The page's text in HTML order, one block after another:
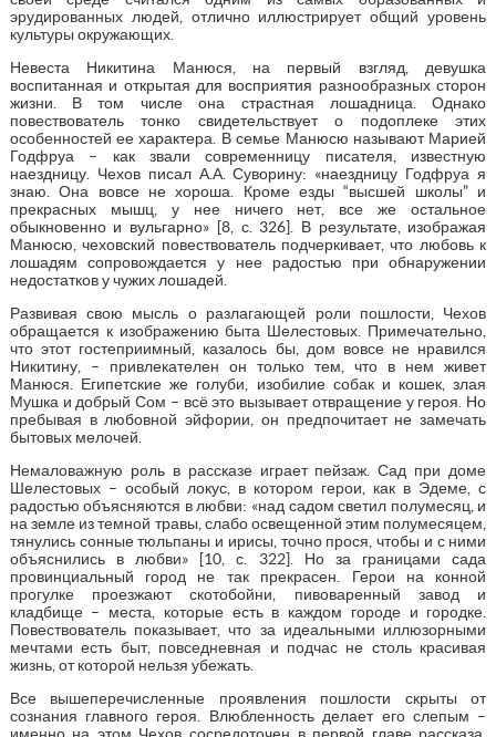
эрудированных людей, отлично иллюстрирует общий уровень
культуры окружающих.
Невеста Никитина Манюся, на первый взгляд, девушка
воспитанная и открытая для восприятия разнообразных сторон
жизни. В том числе она страстная лошадница. Однако
повествователь тонко свидетельствует о подоплеке этих
особенностей ее характера. В семье Манюсю называют Марией
Годфруа – как звали современницу писателя, известную
наездницу. Чехов писал А.А. Суворину: «наездницу Годфруа я
знаю. Она вовсе не хороша. Кроме езды “высшей школы” и
прекрасных мышц, у нее ничего нет, все же остальное
обыкновенно и вульгарно» [8, с. 326]. В результате, изображая
Манюсю, чеховский повествователь подчеркивает, что любовь к
лошадям сопровождается у нее радостью при обнаружении
недостатков у чужих лошадей.
Развивая свою мысль о разлагающей роли пошлости, Чехов
обращается к изображению быта Шелестовых. Примечательно,
что этот гостеприимный, казалось бы, дом вовсе не нравился
Никитину, – привлекателен он только тем, что в нем живет
Манюся. Египетские же голуби, изобилие собак и кошек, злая
Мушка и добрый Сом – всё это вызывает отвращение у героя. Но
пребывая в любовной эйфории, он предпочитает не замечать
бытовых мелочей.
Немаловажную роль в рассказе играет пейзаж. Сад при доме
Шелестовых – особый локус, в котором герои, как в Эдеме, с
радостью объясняются в любви: «над садом светил полумесяц, и
на земле из темной травы, слабо освещенной этим полумесяцем,
тянулись сонные тюльпаны и ирисы, точно прося, чтобы и с ними
объяснились в любви» [10, с. 322]. Но за границами сада
провинциальный город не так прекрасен. Герои на конной
прогулке проезжают скотобойни, пивоваренный завод и
кладбище – места, которые есть в каждом городе и городке.
Повествователь показывает, что за идеальными иллюзорными
мечтами есть быт, повседневная и подчас не столь красивая
жизнь, от которой нельзя убежать.
Все вышеперечисленные проявления пошлости скрыты от
сознания главного героя. Влюбленность делает его слепым –
именно на этом Чехов сосредоточен в первой главе рассказа.